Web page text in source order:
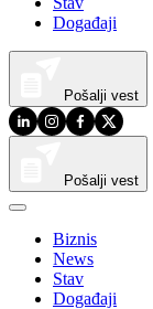
Događaji
Pošalji vest
Pošalji vest
Biznis
News
Stav
Događaji